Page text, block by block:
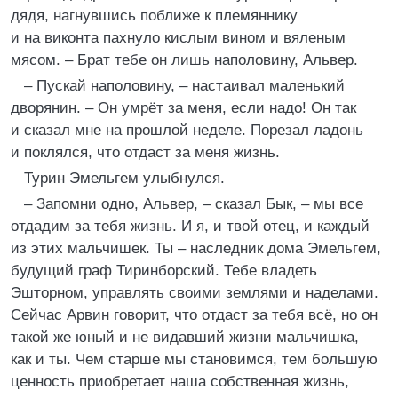
дядя, нагнувшись поближе к племяннику
и на виконта пахнуло кислым вином и вяленым
мясом. – Брат тебе он лишь наполовину, Альвер.
– Пускай наполовину, – настаивал маленький
дворянин. – Он умрёт за меня, если надо! Он так
и сказал мне на прошлой неделе. Порезал ладонь
и поклялся, что отдаст за меня жизнь.
Турин Эмельгем улыбнулся.
– Запомни одно, Альвер, – сказал Бык, – мы все
отдадим за тебя жизнь. И я, и твой отец, и каждый
из этих мальчишек. Ты – наследник дома Эмельгем,
будущий граф Тиринборский. Тебе владеть
Эшторном, управлять своими землями и наделами.
Сейчас Арвин говорит, что отдаст за тебя всё, но он
такой же юный и не видавший жизни мальчишка,
как и ты. Чем старше мы становимся, тем большую
ценность приобретает наша собственная жизнь,